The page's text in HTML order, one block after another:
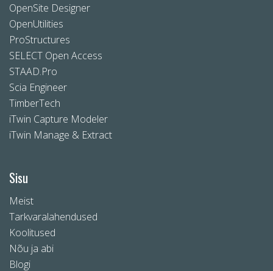
OpenSite Designer
OpenUtilities
ProStructures
SELECT Open Access
STAAD.Pro
Scia Engineer
TimberTech
iTwin Capture Modeler
iTwin Manage & Extract
Sisu
Meist
Tarkvaralahendused
Koolitused
Nõu ja abi
Blogi